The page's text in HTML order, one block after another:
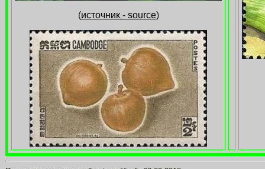
(источник - source)